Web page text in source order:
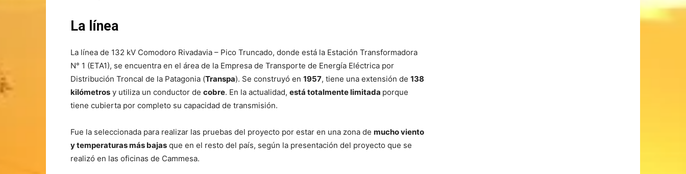
La línea
La línea de 132 kV Comodoro Rivadavia – Pico Truncado, donde está la Estación Transformadora
N° 1 (ETA1), se encuentra en el área de la Empresa de Transporte de Energía Eléctrica por
Distribución Troncal de la Patagonia (Transpa). Se construyó en 1957, tiene una extensión de 138
kilómetros y utiliza un conductor de cobre. En la actualidad, está totalmente limitada porque
tiene cubierta por completo su capacidad de transmisión.
Fue la seleccionada para realizar las pruebas del proyecto por estar en una zona de mucho viento
y temperaturas más bajas que en el resto del país, según la presentación del proyecto que se
realizó en las oficinas de Cammesa.